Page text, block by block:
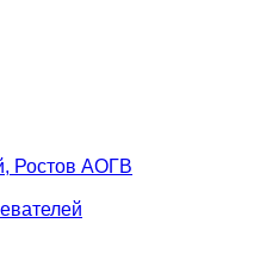
Ростов АОГВ